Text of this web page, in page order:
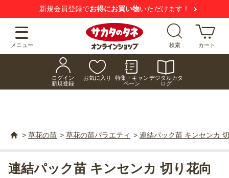
新規会員登録でお得にお買い物いただけます！
メニュー 検索 カート
ログイン
新規登録
お気に入り
特集・キャン
ペーン
デジタルカタ
ログ
> 草花の苗 > 草花の苗バラエティ > 連結パック苗 キンセンカ
連結パック苗 キンセンカ 切り花向